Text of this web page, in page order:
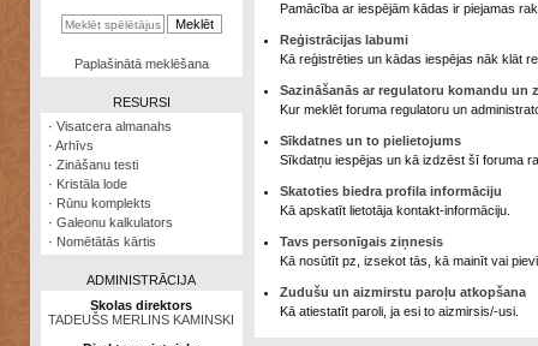
kalkulators
NomētātāsPaplašinātā meklēšana
RESURSI
· Visatcera almanahs
· Arhīvs
· Zināšanu testi
· Kristāla lode
· Rūnu komplekts
· Galeonu kalkulators
· Nomētātās kārtis
ADMINISTRĀCIJA
Skolas direktors
TADEUŠS MERLINS KAMINSKI
Pamācība ar iespējām kādas ir piejamas
Reģistrācijas labumi
Kā reģistrēties un kādas iespējas nāk klāt
Sazināšanās ar regulatoru komandu un
Kur meklēt foruma regulatoru un
Sīkdatnes un to pielietojums
Sīkdatņu iespējas un kā izdzēst šī foruma
Skatoties biedra profila informāciju
Kā apskatīt lietotāja kontakt-informāciju.
Tavs personīgais ziņnesis
Kā nosūtīt pz, izsekot tās, kā mainīt vai
Zudušu un aizmirstu paroļu atkopšana
Kā atiestatīt paroli, ja esi to aizmirsis/-usi.